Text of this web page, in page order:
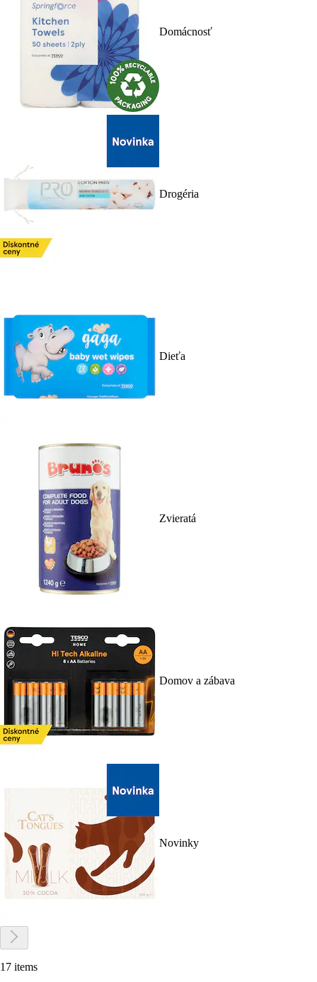
Domácnosť
Drogéria
Dieťa
Zvieratá
Domov a zábava
Novinky
17 items